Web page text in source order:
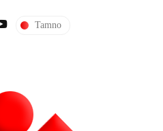
Tamno